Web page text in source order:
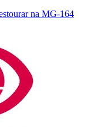
na MG-164